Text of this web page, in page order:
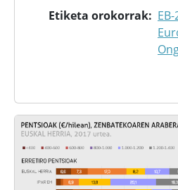
Etiketa orokorrak